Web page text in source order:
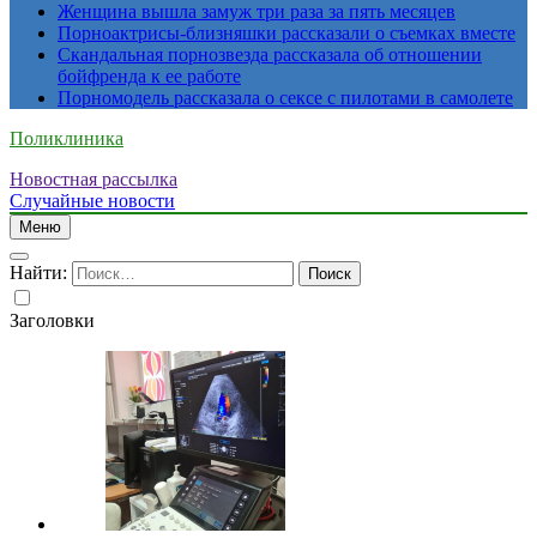
Женщина вышла замуж три раза за пять месяцев
Порноактрисы-близняшки рассказали о съемках вместе
Скандальная порнозвезда рассказала об отношении
бойфренда к ее работе
Порномодель рассказала о сексе с пилотами в самолете
Поликлиника
Новостная рассылка
Случайные новости
Меню
Найти:
Заголовки